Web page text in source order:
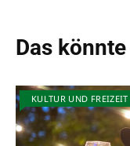
Das
KULTUR UND FREIZEIT